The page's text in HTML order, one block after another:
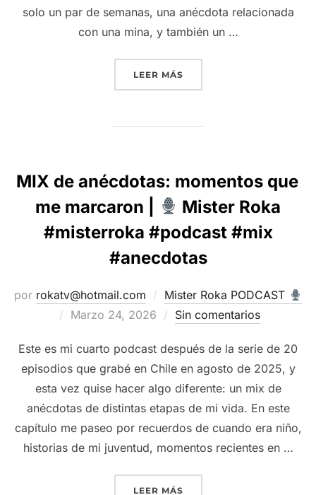
solo un par de semanas, una anécdota relacionada
con una mina, y también un …
LEER MÁS“HISTORIAS REALES DE
MIX de anécdotas: momentos que
me marcaron |
Mister Roka
#misterroka #podcast #mix
#anecdotas
por rokatv@hotmail.com
Mister Roka PODCAST
Publicado
Marzo 24, 2026 Sin comentarios
Este es mi cuarto podcast después de la serie de 20
episodios que grabé en Chile en agosto de 2025, y
esta vez quise hacer algo diferente: un mix de
anécdotas de distintas etapas de mi vida. En este
capítulo me paseo por recuerdos de cuando era niño,
historias de mi juventud, momentos recientes en …
LEER MÁS“MIX DE ANÉCDOTAS: